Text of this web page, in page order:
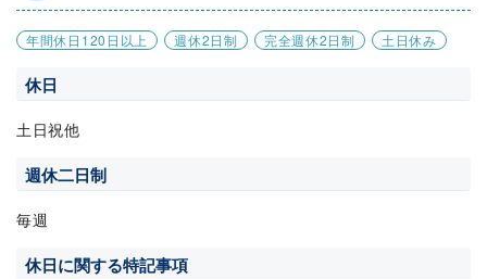
年間休日120日以上 週休2日制 完全週休2日制 土日休み
休日
土日祝他
週休二日制
毎週
休日に関する特記事項